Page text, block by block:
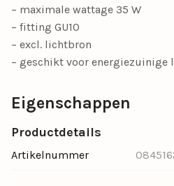
– maximale wattage 35 W
– fitting GU10
– excl. lichtbron
– geschikt voor energiezuinige
Eigenschappen
Productdetails
Artikelnummer